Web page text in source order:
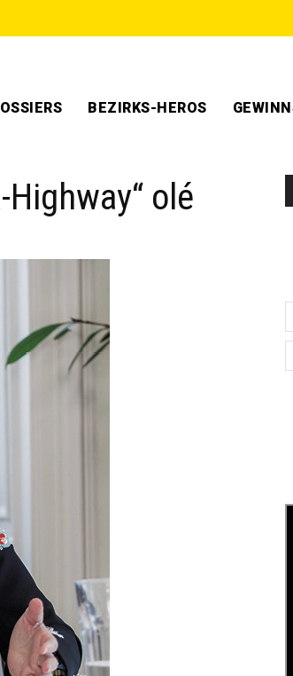
BEZIRKS-HEROS
olé